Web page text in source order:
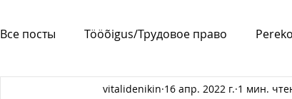
Все посты Tööõigus/Трудовое право
Korteriühistud Elamiluba/ВНЖ Abielu/
vitalidenikin 16 апр. 2022 г. 1 мин.